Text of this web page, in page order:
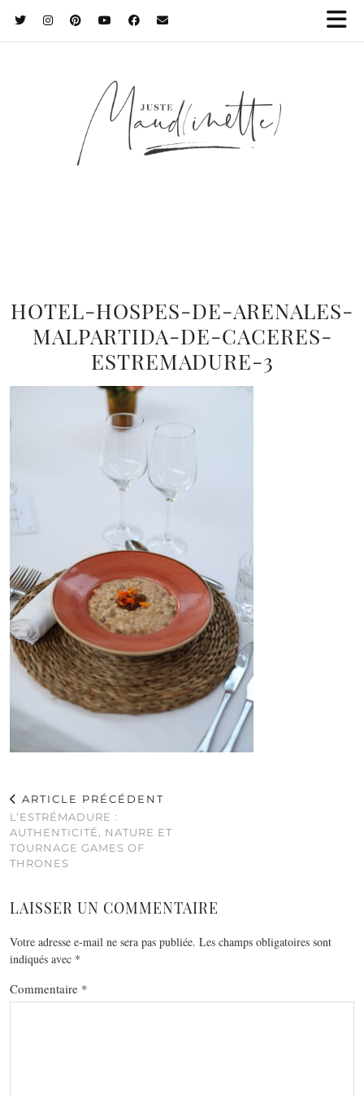
HOTEL-HOSPES-DE-ARENALES-
MALPARTIDA-DE-CACERES-
ESTREMADURE-3
ARTICLE PRÉCÉDENT
L’ESTRÉMADURE :
AUTHENTICITÉ, NATURE ET
TOURNAGE GAMES OF
THRONES
LAISSER UN COMMENTAIRE
Votre adresse e-mail ne sera pas publiée. Les champs obligatoires sont
indiqués avec *
Commentaire *